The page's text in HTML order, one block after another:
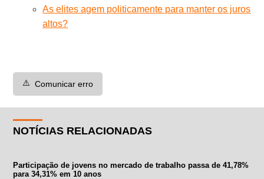
As elites agem politicamente para manter os juros
altos?
⚠️ Comunicar erro
NOTÍCIAS RELACIONADAS
Participação de jovens no mercado de trabalho passa de 41,78%
para 34,31% em 10 anos